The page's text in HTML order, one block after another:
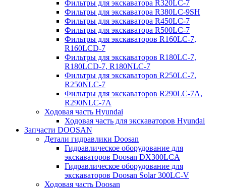
Фильтры для экскаватора R320LC-7
Фильтры для экскаватора R380LC-9SH
Фильтры для экскаватора R450LC-7
Фильтры для экскаватора R500LC-7
Фильтры для экскаваторов R160LC-7,
R160LCD-7
Фильтры для экскаваторов R180LC-7,
R180LCD-7, R180NLC-7
Фильтры для экскаваторов R250LC-7,
R250NLC-7
Фильтры для экскаваторов R290LC-7A,
R290NLC-7A
Ходовая часть Hyundai
Ходовая часть для экскаваторов Hyundai
Запчасти DOOSAN
Детали гидравлики Doosan
Гидравлическое оборудование для
экскаваторов Doosan DX300LCA
Гидравлическое оборудование для
экскаваторов Doosan Solar 300LC-V
Ходовая часть Doosan